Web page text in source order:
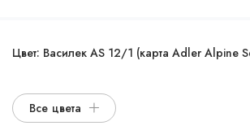
Цвет: Василек AS 12/1 (карта Adler Alpine
Все цвета